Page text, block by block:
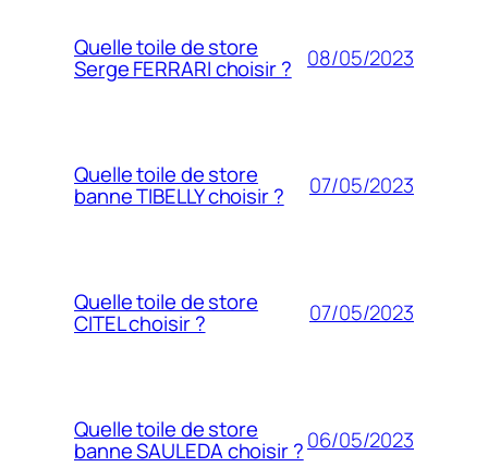
Quelle toile de store
Serge FERRARI choisir ? 08/05/2023
Quelle toile de store
banne TIBELLY choisir ? 07/05/2023
Quelle toile de store
CITEL choisir ? 07/05/2023
Quelle toile de store
banne SAULEDA choisir ?06/05/2023